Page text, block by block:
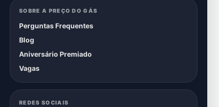
SOBRE A PREÇO DO GÁS
Perguntas Frequentes
Blog
Aniversário Premiado
Vagas
REDES SOCIAIS